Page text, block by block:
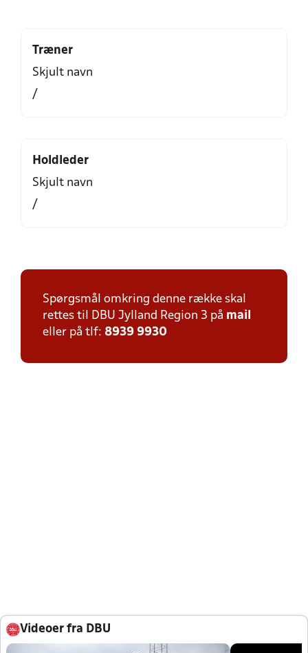
Træner
Skjult navn
/
Holdleder
Skjult navn
/
Spørgsmål omkring denne række skal
rettes til DBU Jylland Region 3 på mail
eller på tlf: 8939 9930
Videoer fra DBU